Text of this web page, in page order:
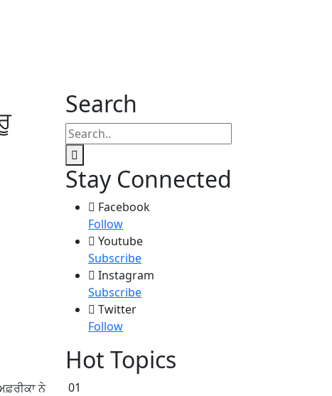
ਨੇ
Search
Stay Connected
Facebook
Follow
Youtube
Subscribe
Instagram
Subscribe
Twitter
Follow
Hot Topics
01